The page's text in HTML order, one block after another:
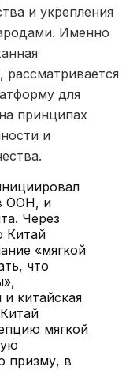
и укрепления
Именно
для
принципах
и
ООН, и
Через
Китай
«мягкой
что
китайская
мягкой
призму, в